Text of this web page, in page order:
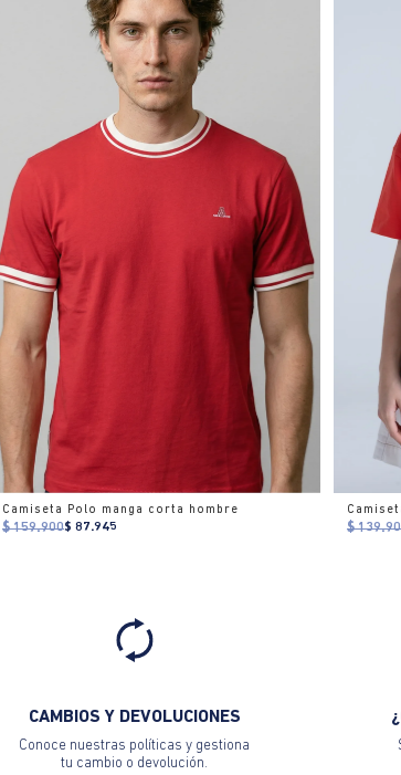
Camiseta Polo manga corta hombre
$ 159.900$ 87.945 $
CAMBIOS Y DEVOLUCIONES
Conoce nuestras políticas y gestiona
tu cambio o devolución.